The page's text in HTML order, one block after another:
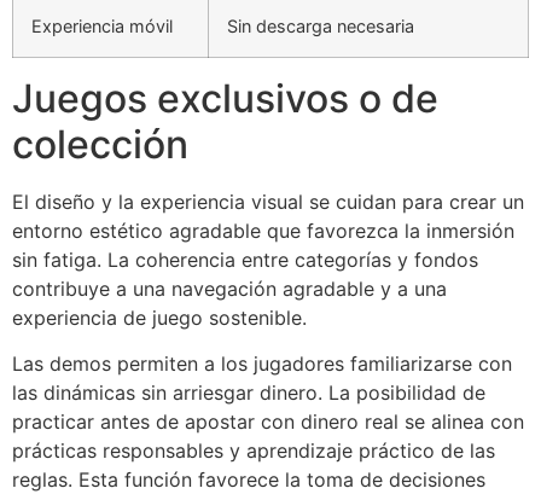
Experiencia móvil Sin descarga necesaria
Juegos exclusivos o de
colección
El diseño y la experiencia visual se cuidan para crear un
entorno estético agradable que favorezca la inmersión
sin fatiga. La coherencia entre categorías y fondos
contribuye a una navegación agradable y a una
experiencia de juego sostenible.
Las demos permiten a los jugadores familiarizarse con
las dinámicas sin arriesgar dinero. La posibilidad de
practicar antes de apostar con dinero real se alinea con
prácticas responsables y aprendizaje práctico de las
reglas. Esta función favorece la toma de decisiones